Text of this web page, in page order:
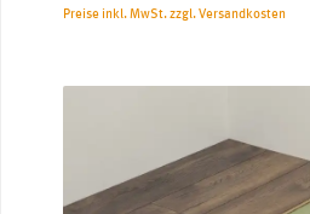
Preise inkl. MwSt. zzgl. Versandkosten